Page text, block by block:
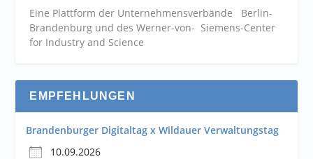
Eine Plattform der Unternehmensverbände Berlin-
Brandenburg und des Werner-von- Siemens-Center
for Industry and Science
EMPFEHLUNGEN
Brandenburger Digitaltag x Wildauer Verwaltungstag
10.09.2026